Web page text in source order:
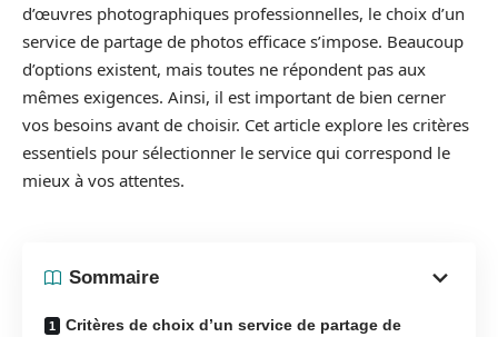
d’œuvres photographiques professionnelles, le choix d’un
service de partage de photos efficace s’impose. Beaucoup
d’options existent, mais toutes ne répondent pas aux
mêmes exigences. Ainsi, il est important de bien cerner
vos besoins avant de choisir. Cet article explore les critères
essentiels pour sélectionner le service qui correspond le
mieux à vos attentes.
Sommaire
Critères de choix d’un service de partage de